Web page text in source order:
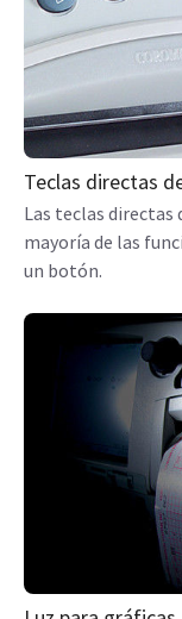
Teclas directas
Las teclas
mayoría de las
un botón.